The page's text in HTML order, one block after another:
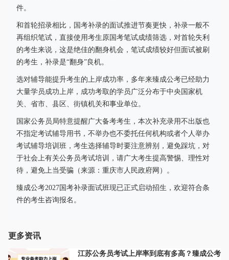
件。
和首轮招录相比，国考补录的面试推进节奏更快，补录一般不
再组织笔试，直接使用考生原国考笔试成绩筛选，对首轮失利
的考生来说，这是绝佳的翻身机会，笔试成绩较好但面试被刷
的考生，补录是“翻身”良机。
选对辅导能提升考生的上岸成功率，多年来臻成公考已经助力
大量学员成功上岸，成功考取的学员广泛分布于中央国家机
关、省市、县区、街镇机关和事业单位。
国家公务员局特意提醒广大备考考生，本次补充录用不出版也
不指定考试辅导用书，不举办也不委托任何机构或者个人举办
考试辅导培训班，考生选择辅导时要注意辨别，避免踩坑，对
于社会上有关公务员考试培训，请广大考生提高警惕、理性对
待，避免上当受骗（来源：重庆市人民政府网）。
臻成公考2027国考补录面试班现已正式启动招生，欢迎符合条
件的考生咨询报名。
更多资讯
江苏公务员考试上岸率到底有多高？臻成公考